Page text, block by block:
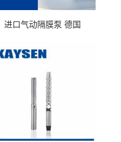
进口气动隔膜泵 德国
输送